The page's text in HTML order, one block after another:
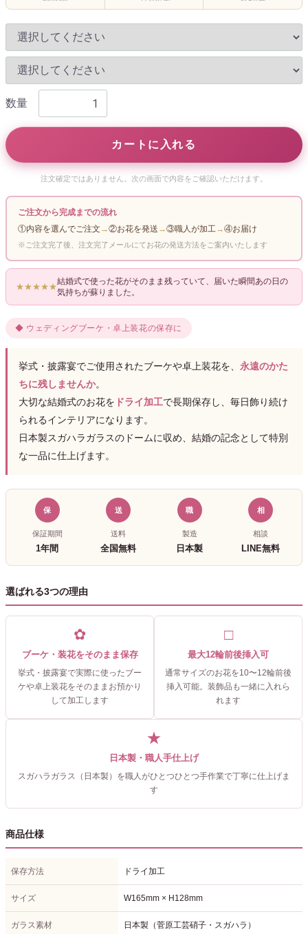
数量
カートに入れる
注文確定ではありません。次の画面で内容をご確認いただけます。
ご注文から完成までの流れ
①内容を選んでご注文 →②お花を発送 →③職人が加工→④お届け
※ご注文完了後、注文完了メールにてお花の発送方法をご案内いたします
★★★★★
結婚式で使った花がそのまま残っていて、届いた瞬間あの日の
気持ちが蘇りました。
◆ ウェディングブーケ・卓上装花の保存に
挙式・披露宴でご使用されたブーケや卓上装花を、 永遠のかた
ちに残しませんか。
大切な結婚式のお花を ドライ加工で長期保存し、毎日飾り続け
られるインテリアになります。
日本製スガハラガラスのドームに収め、結婚の記念として特別
な一品に仕上げます。
保
保証期間
1年間
送
送料
全国無料
職
製造
日本製
相
相談
LINE無料
選ばれる3つの理由
✿
ブーケ・装花をそのまま保存
挙式・披露宴で実際に使ったブー
ケや卓上装花をそのままお預かり
して加工します
□
最大12輪前後挿入可
通常サイズのお花を10〜12輪前後
挿入可能。装飾品も一緒に入れら
れます
★
日本製・職人手仕上げ
スガハラガラス（日本製）を職人がひとつひとつ手作業で丁寧に仕上げま
す
商品仕様
保存方法 ドライ加工
サイズ W165mm × H128mm
ガラス素材 日本製（菅原工芸硝子・スガハラ）